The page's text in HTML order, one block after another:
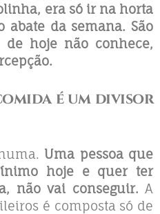
era só ir na horta
abate da semana. São
de hoje não conhece,
é um divisor
Uma pessoa que
hoje e quer ter
não vai conseguir. A
é composta só de